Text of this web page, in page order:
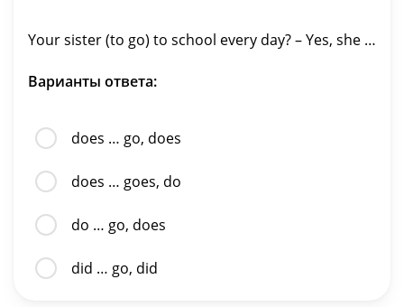
Your sister (to go) to school every day? – Yes, she …
Варианты ответа:
does … go, does
does … goes, do
do … go, does
did … go, did